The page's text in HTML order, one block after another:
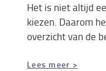
Het is niet altijd
kiezen. Daarom
overzicht van de
Lees meer >